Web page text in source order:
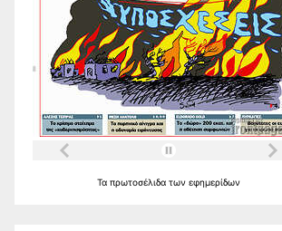
Τα πρωτοσέλιδα των εφημερίδων